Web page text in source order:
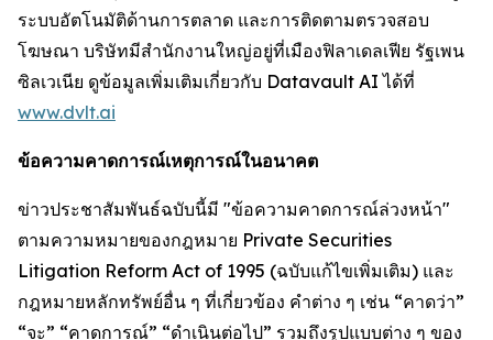
ระบบอัตโนมัติด้านการตลาด และการติดตามตรวจสอบ
โฆษณา บริษัทมีสำนักงานใหญ่อยู่ที่เมืองฟิลาเดลเฟีย รัฐเพน
ซิลเวเนีย ดูข้อมูลเพิ่มเติมเกี่ยวกับ Datavault AI ได้ที่
www.dvlt.ai
ข้อความคาดการณ์เหตุการณ์ในอนาคต
ข่าวประชาสัมพันธ์ฉบับนี้มี "ข้อความคาดการณ์ล่วงหน้า"
ตามความหมายของกฎหมาย Private Securities
Litigation Reform Act of 1995 (ฉบับแก้ไขเพิ่มเติม) และ
กฎหมายหลักทรัพย์อื่น ๆ ที่เกี่ยวข้อง คำต่าง ๆ เช่น “คาดว่า”
“จะ” “คาดการณ์” “ดำเนินต่อไป” รวมถึงรูปแบบต่าง ๆ ของ